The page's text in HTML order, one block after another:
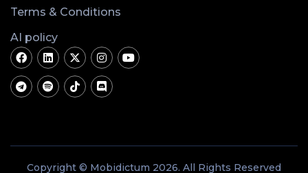
Terms & Conditions
AI policy
Copyright © Mobidictum 2026. All Rights Reserved